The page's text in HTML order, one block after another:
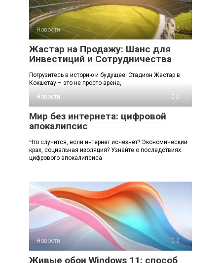
Новости 0
Жастар на Продажу: Шанс для
Инвестиций и Сотрудничества
Погрузитесь в историю и будущее! Стадион Жастар в
Кокшетау – это не просто арена,
Новости
0
Мир без интернета: цифровой
апокалипсис
Что случится, если интернет исчезнет? Экономический
крах, социальная изоляция? Узнайте о последствиях
цифрового апокалипсиса
Новости 0
Живые обои Windows 11: способ